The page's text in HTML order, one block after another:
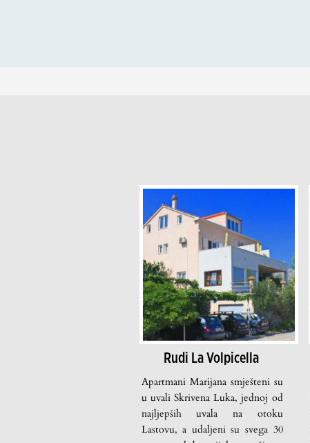
Rudi La Volpicella
Apartmani Marijana smješteni su
u uvali Skrivena Luka, jednoj od
najljepših uvala na otoku
Lastovu, a udaljeni su svega 30